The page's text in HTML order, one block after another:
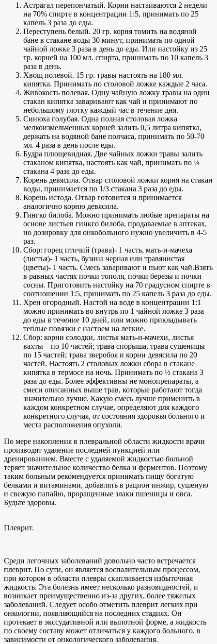
Астрагал перепончатый. Корни настаиваются 2 недели
на 70% спирте в концентрации 1:5, принимать по 25
капель 3 раза до еды.
Переступень белый. 20 гр. корня томить на водяной
бане в стакане воды 30 минут, принимать по одной
чайной ложке 3 раза в день до еды. Или настойку из 25
гр. корней на 100 мл. спирта, принимать по 10 капель 3
раза в день.
Хвощ полевой. 15 гр. травы настоять на 180 мл.
кипятка. Принимать по столовой ложке каждые 2 часа.
Живокость полевая. Одну чайную ложку травы на один
стакан кипятка заваривают как чай и принимают по
небольшому глотку каждый час в течение дня.
Синюха голубая. Одна полная столовая ложка
мелкоизмельченных корней залить 0,5 литра кипятка,
держать на водяной бане полчаса, принимать по 50-70
мл. 4 раза в день после еды.
Будра плющевидная. Две чайных ложки травы залить
стаканом кипятка, настоять как чай, принимать по ¼
стакана 4 раза до еды.
Корень девясила. Отвар столовой ложки корня на стакан
воды, принимается по 1/3 стакана 3 раза до еды.
Корень истода. Отвар готовится и принимается
аналогично корню девясила.
Гингко билоба. Можно принимать любые препараты на
основе листьев гинкго билоба, продаваемые в аптеках,
но дозировку для онкобольного нужно увеличить в 4-5
раз.
Сбор: горец птичий (трава)- 1 часть, мать-и-мачеха
(листья)- 1 часть, бузина черная или травянистая
(цветы)- 1 часть. Смесь заваривают и пьют как чай.Взять
в равных частях почки тополя, почки березы и почки
сосны. Приготовить настойку на 70 градусном спирте в
соотношении 1:5, принимать по 25 капель 3 раза до еды.
Хрен огородный. Настой на воде в концентрации 1:1
можно принимать во внутрь по 1 чайной ложке 3 раза
до еды в течение 10 дней, или можно прикладывать
теплые повязки с настоем на легкие.
Сбор: корни солодки, листья мать-и-мачехи, листья
вахты – по 10 частей; трава спорыша, трава сушеницы –
по 15 частей; трава зверобоя и корни девясила по 20
частей. Настоять 2 столовых ложки сбора в стакане
кипятка в термосе на ночь. Принимать по ½ стакана 3
раза до еды. Более эффективны не монопрепараты, а
смеси описанных выше трав, которые работают тогда
значительно лучше. Какую смесь лучше применить в
каждом конкретном случае, определяют для каждого
конкретного случая, от состояния здоровья больного и
места расположения опухоли.
По мере накопления в плевральной области жидкости врачи
производят удаление последней пункцией или
дренированием. Вместе с удаляемой жидкостью больной
теряет значительное количество белка и ферментов. Поэтому
таким больным рекомендуется принимать пищу богатую
белками и витаминами, добавлять в рацион инжир, сушеную
и свежую папайю, проращенные злаки пшеницы и овса.
Будьте здоровы.
Плеврит.
Среди легочных заболеваний довольно часто встречается
плеврит. По сути, он является воспалительным процессом,
при котором в области плевры скапливается избыточная
жидкость. Эта болезнь имеет несколько разновидностей, и
возникает преимущественно из-за других, более тяжелых
заболеваний. Следует особо отметить плеврит легких при
онкологии, появляющийся на последних стадиях. Он
протекает в экссудативной или выпотной форме, а жидкость
по своему составу может отличаться у каждого больного, в
зависимости от онкологического заболевания.